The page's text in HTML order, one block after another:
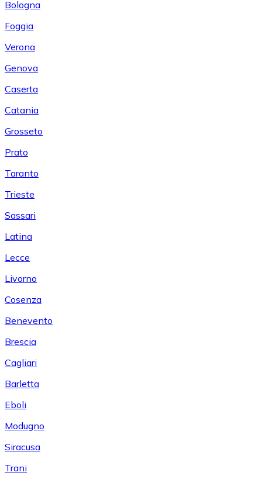
Bologna
Foggia
Verona
Genova
Caserta
Catania
Grosseto
Prato
Taranto
Trieste
Sassari
Latina
Lecce
Livorno
Cosenza
Benevento
Brescia
Cagliari
Barletta
Eboli
Modugno
Siracusa
Trani